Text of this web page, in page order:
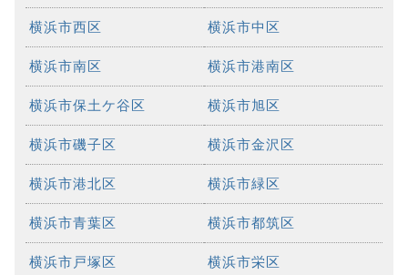
横浜市西区 横浜市中区
横浜市南区 横浜市港南区
横浜市保土ケ谷区 横浜市旭区
横浜市磯子区 横浜市金沢区
横浜市港北区 横浜市緑区
横浜市青葉区 横浜市都筑区
横浜市戸塚区 横浜市栄区